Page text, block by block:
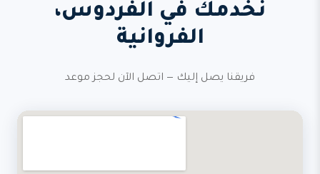
نخدمك في الفردوس،
الفروانية
فريقنا يصل إليك — اتصل الآن لحجز موعد